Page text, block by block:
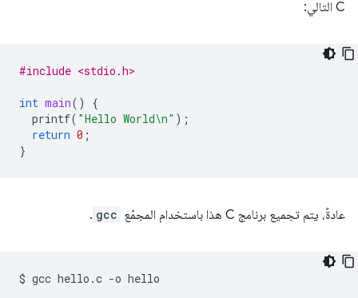
C التالي:
#include <stdio.h>
int main()
{
printf( "Hello World\n" );
return 0 ;
}
عادةً، يتم تجميع برنامج C هذا باستخدام المجمّع gcc
.
$ gcc hello.c -o